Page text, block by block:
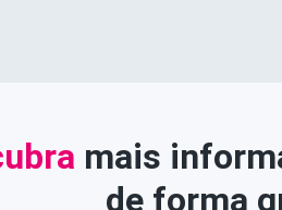
mais
de forma